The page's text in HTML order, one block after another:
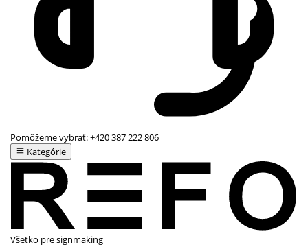
Pomôžeme vybrať:+420 387 222 806
Kategórie
Všetko pre signmaking